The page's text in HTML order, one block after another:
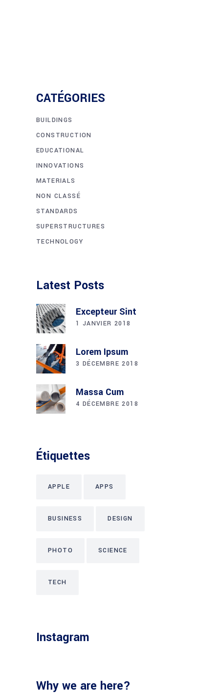
CATÉGORIES
BUILDINGS
CONSTRUCTION
EDUCATIONAL
INNOVATIONS
MATERIALS
NON CLASSÉ
STANDARDS
SUPERSTRUCTURES
TECHNOLOGY
Latest Posts
Excepteur Sint
1 JANVIER 2018
Lorem Ipsum
3 DÉCEMBRE 2018
Massa Cum
4 DÉCEMBRE 2018
Étiquettes
APPLE APPS
BUSINESS DESIGN
PHOTO SCIENCE
TECH
Instagram
Why we are here?